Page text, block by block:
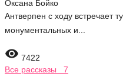
Оксана Бойко
Антверпен с ходу встречает
монументальных и...
 7422
Все рассказы 7